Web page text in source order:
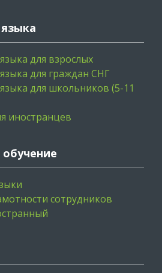
для взрослых
для граждан СНГ
для школьников (5-11
иностранцев
сотрудников